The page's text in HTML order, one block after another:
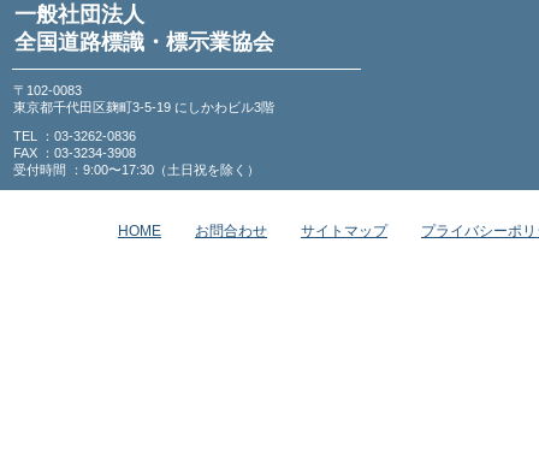
一般社団法人
全国道路標識・標示業協会
〒102-0083
東京都千代田区麹町3-5-19 にしかわビル3階
TEL ：03-3262-0836
FAX ：03-3234-3908
受付時間 ：9:00〜17:30（土日祝を除く）
HOME お問合わせ サイトマップ プライバシーポ